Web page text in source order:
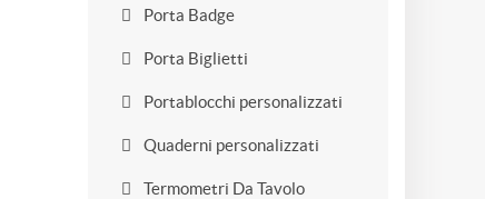
Porta Badge
Porta Biglietti
Portablocchi personalizzati
Quaderni personalizzati
Termometri Da Tavolo